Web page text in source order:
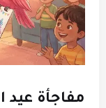
مفاجأة عيد